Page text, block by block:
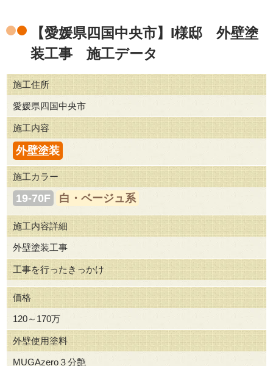
【愛媛県四国中央市】I様邸 外壁塗
装工事 施工データ
施工住所
愛媛県四国中央市
施工内容
外壁塗装
施工カラー
19-70F 白・ベージュ系
施工内容詳細
外壁塗装工事
工事を行ったきっかけ
価格
120～170万
外壁使用塗料
MUGAzero３分艶